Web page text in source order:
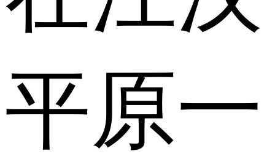
平原一